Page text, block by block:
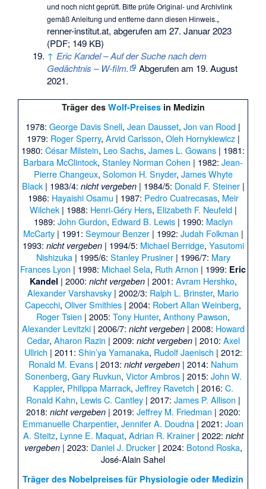
und noch nicht geprüft. Bitte prüfe Original- und Archivlink
gemäßAnleitung und entferne dann diesen Hinweis.,
renner-institut.at, abgerufen am 27. Januar 2023
(PDF; 149 KB)
↑ Eric Kandel – Auf der Suche nach dem
Gedächtnis – W-film.
Abgerufen am 19. August
2021.
Träger des Wolf-Preisesin Medizin
1978: George Davis Snell, Jean Dausset, Jon van Rood |
1979: Roger Sperry, Arvid Carlsson, Oleh Hornykiewicz|
1980: César Milstein, Leo Sachs, James L. Gowans | 1981:
Barbara McClintock, Stanley Norman Cohen | 1982: Jean-
Pierre Changeux, Solomon H. Snyder, James Whyte
Black| 1983/4: nicht vergeben| 1984/5: Donald F. Steiner|
1986: Hayaishi Osamu | 1987: Pedro Cuatrecasas, Meir
Wilchek| 1988: Henri-Géry Hers, Elizabeth F. Neufeld|
1989: John Gurdon, Edward B. Lewis| 1990: Maclyn
McCarty| 1991: Seymour Benzer| 1992: Judah Folkman |
1993: nicht vergeben| 1994/5: Michael Berridge, Yasutomi
Nishizuka| 1995/6: Stanley Prusiner| 1996/7: Mary
Frances Lyon | 1998: Michael Sela, Ruth Arnon | 1999: Eric
Kandel | 2000: nicht vergeben| 2001: Avram Hershko,
Alexander Varshavsky | 2002/3: Ralph L. Brinster, Mario
Capecchi, Oliver Smithies | 2004: Robert Allan Weinberg,
Roger Tsien | 2005: Tony Hunter, Anthony Pawson,
Alexander Levitzki| 2006/7: nicht vergeben| 2008: Howard
Cedar, Aharon Razin | 2009: nicht vergeben| 2010: Axel
Ullrich | 2011: Shin’ya Yamanaka, Rudolf Jaenisch | 2012:
Ronald M. Evans| 2013: nicht vergeben| 2014: Nahum
Sonenberg, Gary Ruvkun, Victor Ambros| 2015: John W.
Kappler, Philippa Marrack, Jeffrey Ravetch | 2016: C.
Ronald Kahn, Lewis C. Cantley| 2017: James P. Allison |
2018: nicht vergeben| 2019: Jeffrey M. Friedman | 2020:
Emmanuelle Charpentier, Jennifer A. Doudna | 2021: Joan
A. Steitz, Lynne E. Maquat, Adrian R. Krainer| 2022: nicht
vergeben| 2023: Daniel J. Drucker| 2024: Botond Roska,
José-Alain Sahel
Träger des Nobelpreises für Physiologie oder Medizin